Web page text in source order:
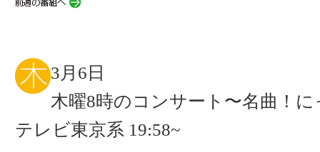
3月6日
木曜8時のコンサート〜名曲！
テレビ東京系 19:58~